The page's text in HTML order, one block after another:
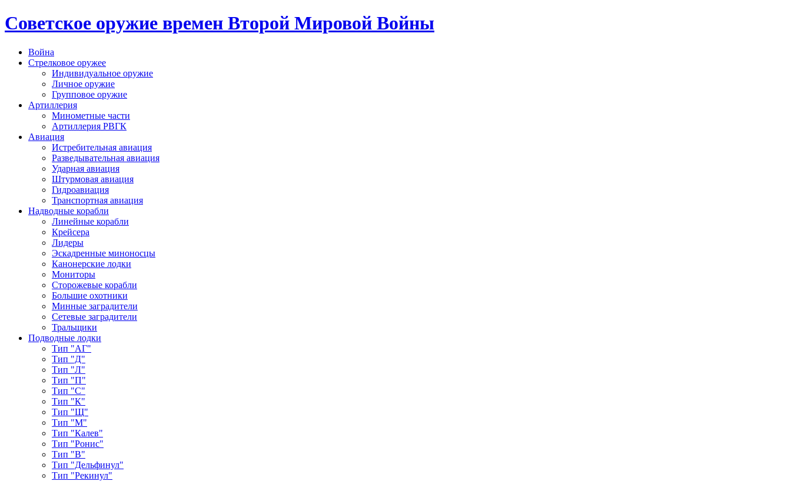
Cоветское оружие времен Второй Мировой Войны
Война
Стрелковое оружее
Индивидуальное оружие
Личное оружие
Групповое оружие
Артиллерия
Минометные части
Артиллерия РВГК
Авиация
Истребительная авиация
Разведывательная авиация
Ударная авиация
Штурмовая авиация
Гидроавиация
Транспортная авиация
Надводные корабли
Линейные корабли
Крейсера
Лидеры
Эскадренные миноносцы
Канонерские лодки
Мониторы
Сторожевые корабли
Большие охотники
Минные заградители
Сетевые заградители
Тральщики
Подводные лодки
Тип "АГ"
Тип "Д"
Тип "Л"
Тип "П"
Тип "С"
Тип "К"
Тип "Щ"
Тип "М"
Тип "Калев"
Тип "Ронис"
Тип "В"
Тип "Дельфинул"
Тип "Рекинул"